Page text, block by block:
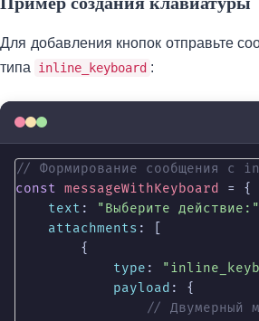
Для добавления кнопок отправьте
типа
inline_keyboard :
// Формирование сообщения с
const messageWithKeyboard
= {
text : "Выберите действие:"
attachments : [
        {
type :
payload : {
// Двумерный